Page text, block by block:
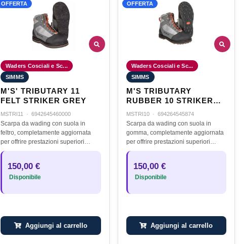
OFFERTA
Waders Cosciali e Sc...
SIMMS
M'S' TRIBUTARY 11
FELT STRIKER GREY
MSTRI11 · 6942645460000
Scarpa da wading con suola in
feltro, completamente aggiornata
per offrire prestazioni superiori
rispetto alla versione precedente.La
più leggero, mantenendo…
150,00 €
Disponibile
Aggiungi al carrello
OFFERTA
Waders Cosciali e Sc...
SIMMS
M'S TRIBUTARY
RUBBER 10 STRIKER
GREY
MSTRI10 · 694264545874
Scarpa da wading con suola in
gomma, completamente aggiornata
per offrire prestazioni superiori
rispetto alla versione precedente.La
più leggero, mantenendo…
150,00 €
Disponibile
Aggiungi al carrello